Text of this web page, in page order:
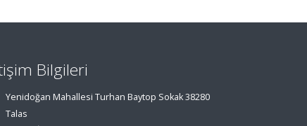
Bilgileri
Yenidoğan Mahallesi Turhan Baytop Sokak 38280
Talas